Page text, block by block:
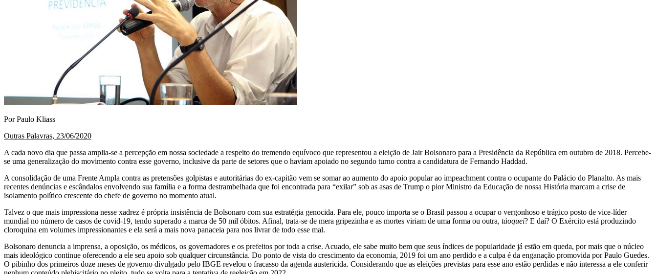
Por Paulo Kliass
Outras Palavras, 23/06/2020
A cada novo dia que passa amplia-se a percepção em nossa sociedade a respeito do tremendo equívoco que representou a eleição de Jair Bolsonaro para a Presidência da República em outubro de 2018. Percebe-
se uma generalização do movimento contra esse governo, inclusive da parte de setores que o haviam apoiado no segundo turno contra a candidatura de Fernando Haddad.
A consolidação de uma Frente Ampla contra as pretensões golpistas e autoritárias do ex-capitão vem se somar ao aumento do apoio popular ao impeachment contra o ocupante do Palácio do Planalto. As mais
recentes denúncias e escândalos envolvendo sua família e a forma destrambelhada que foi encontrada para “exilar” sob as asas de Trump o pior Ministro da Educação de nossa História marcam a crise de
isolamento político crescente do chefe de governo no momento atual.
Talvez o que mais impressiona nesse xadrez é própria insistência de Bolsonaro com sua estratégia genocida. Para ele, pouco importa se o Brasil passou a ocupar o vergonhoso e trágico posto de vice-líder
mundial no número de casos de covid-19, tendo superado a marca de 50 mil óbitos. Afinal, trata-se de mera gripezinha e as mortes viriam de uma forma ou outra, táoquei? E daí? O Exército está produzindo
cloroquina em volumes impressionantes e ela será a mais nova panaceia para nos livrar de todo esse mal.
Bolsonaro denuncia a imprensa, a oposição, os médicos, os governadores e os prefeitos por toda a crise. Acuado, ele sabe muito bem que seus índices de popularidade já estão em queda, por mais que o núcleo
mais ideológico continue oferecendo a ele seu apoio sob qualquer circunstância. Do ponto de vista do crescimento da economia, 2019 foi um ano perdido e a culpa é da enganação promovida por Paulo Guedes.
O pibinho dos primeiros doze meses de governo divulgado pelo IBGE revelou o fracasso da agenda austericida. Considerando que as eleições previstas para esse ano estão perdidas e não interessa a ele conferir